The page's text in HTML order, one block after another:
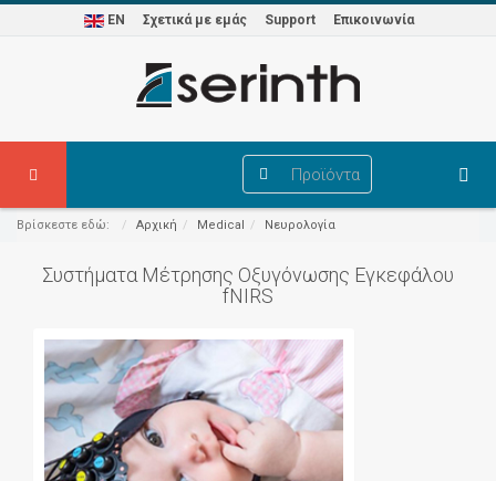
EN Σχετικά με εμάς Support Επικοινωνία
Προϊόντα
Βρίσκεστε εδώ: Αρχική Medical Νευρολογία
Συστήματα Μέτρησης Οξυγόνωσης Εγκεφάλου
fNIRS